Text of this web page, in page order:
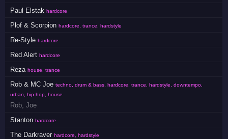
Paul Elstak hardcore
Plof & Scorpion hardcore, trance, hardstyle
Re-Style hardcore
Red Alert hardcore
Reza house, trance
Rob & MC Joe techno, drum & bass, hardcore, trance, hardstyle, downtempo,
urban, hip hop, house
Rob ,Joe
Stanton hardcore
The Darkraver hardcore, hardstyle